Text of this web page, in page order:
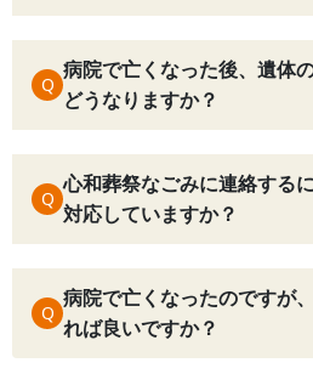
Q
病院で亡くなった後、遺体
どうなりますか？
Q
心和葬祭なごみに連絡する
対応していますか？
Q
病院で亡くなったのですが
れば良いですか？